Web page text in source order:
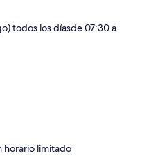
todos los díasde 07:30 a
horario limitado